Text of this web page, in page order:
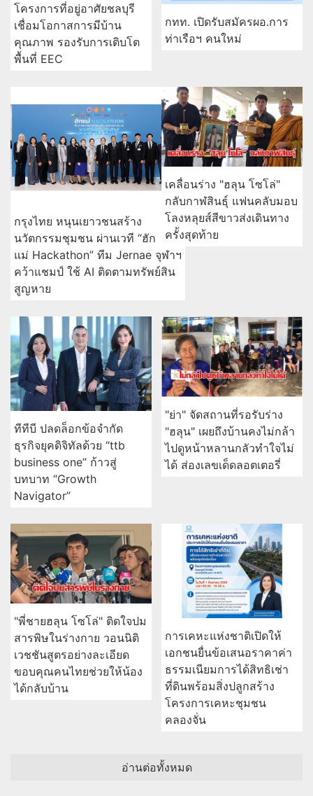
โครงการที่อยู่อาศัยชลบุรี
เชื่อมโอกาสการมีบ้าน
คุณภาพ รองรับการเติบโต
พื้นที่ EEC
กทท. เปิดรับสมัครผอ.การ
ท่าเรือฯ คนใหม่
กรุงไทย หนุนเยาวชนสร้าง
นวัตกรรมชุมชน ผ่านเวที “ฮัก
แม่ Hackathon” ทีม Jernae จุฬาฯ
คว้าแชมป์ ใช้ AI ติดตามทรัพย์สิน
สูญหาย
เคลื่อนร่าง "ฮลุน โซโล่"
กลับกาฬสินธุ์ แฟนคลับมอบ
โลงหลุยส์สีขาวส่งเดินทาง
ครั้งสุดท้าย
ทีทีบี ปลดล็อกข้อจำกัด
ธุรกิจยุคดิจิทัลด้วย “ttb
business one” ก้าวสู่
บทบาท “Growth
Navigator”
"ย่า" จัดสถานที่รอรับร่าง
"ฮลุน" เผยถึงบ้านคงไม่กล้า
ไปดูหน้าหลานกลัวทำใจไม่
ได้ ส่องเลขเด็ดลอตเตอรี่
"พี่ชายฮลุน โซโล่" ติดใจปม
สารพิษในร่างกาย วอนนิติ
เวชชันสูตรอย่างละเอียด
ขอบคุณคนไทยช่วยให้น้อง
ได้กลับบ้าน
การเคหะแห่งชาติเปิดให้
เอกชนยื่นข้อเสนอราคาค่า
ธรรมเนียมการได้สิทธิเช่า
ที่ดินพร้อมสิ่งปลูกสร้าง
โครงการเคหะชุมชน
คลองจั่น
อ่านต่อทั้งหมด